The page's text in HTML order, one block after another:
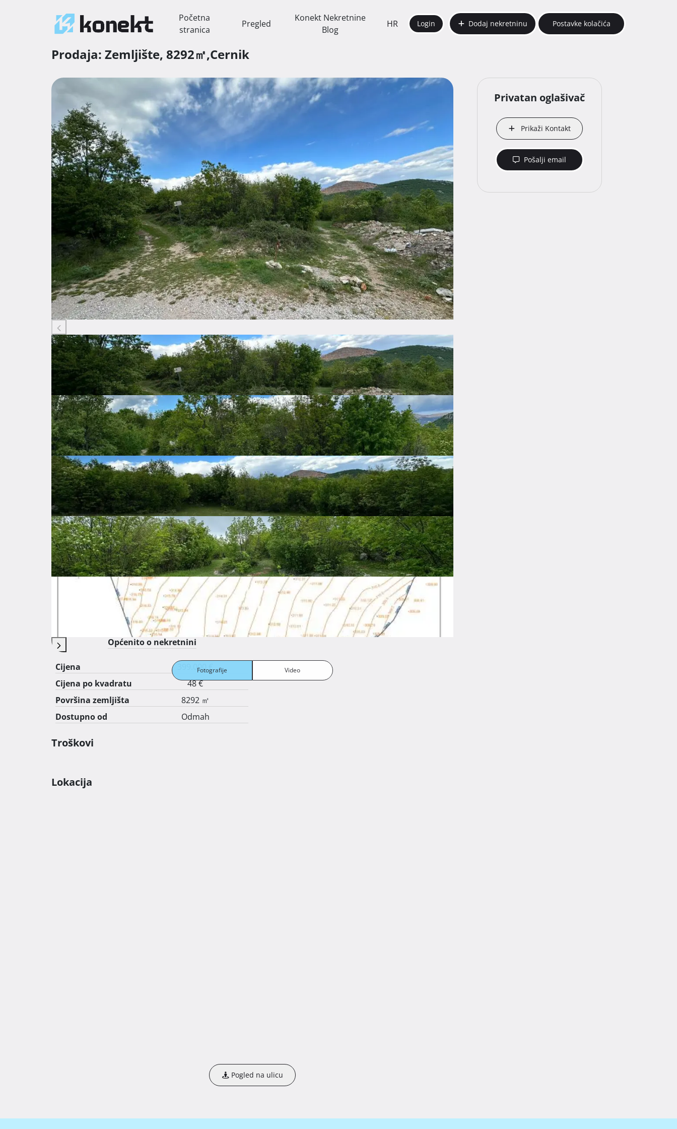
Početna
stranica
Pregled
Konekt Nekretnine
Blog
HR Login Dodaj nekretninu Postavke kolačića
Prodaja: Zemljište, 8292㎡,Cernik
Fotografije Video
Šifra oglasa: 60990029
Cernik
Primorsko-goranska županija
399.000 €
Opis
Prodaje se građevinsko zemljište na atraktivnoj i lako pristupnoj lokaciji samo 17 minuta vožnje od centra
Rijeke.
Postoji mogućnost parcelacije zemljišta koje bi kupac trebao provesti.
Uredno i čisto vlasništvo 1/1.
Prikaži više
Osnovne značajke
Općenito o nekretnini
Cijena
399.000 €
Cijena po kvadratu
48 €
Površina zemljišta
8292 ㎡
Dostupno od
Odmah
Troškovi
Lokacija
Pogled na ulicu
Privatan oglašivač
Prikaži Kontakt
Pošalji email